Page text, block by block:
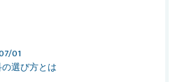
01
選び方とは